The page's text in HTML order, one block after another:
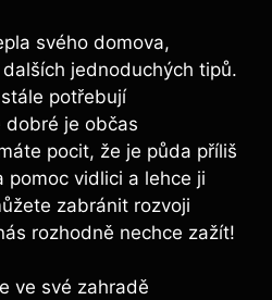
svého domova,
jednoduchých tipů.
potřebují
dobré je občas
pocit, že je půda příliš
pomoc vidlici a lehce ji
zabránit rozvoji
rozhodně nechce zažít!
ve své zahradě